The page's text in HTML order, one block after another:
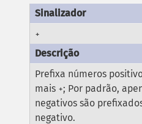
+
Prefixa números
mais +; Por padrão,
negativos são
negativo.